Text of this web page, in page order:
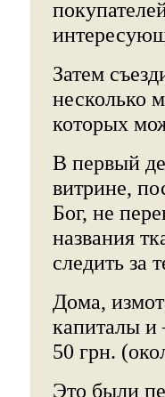
Затем
несколько
которых
В первый
витрине,
Бог, не
названия
следить за
Дома,
капиталы и
50 грн.
Это были